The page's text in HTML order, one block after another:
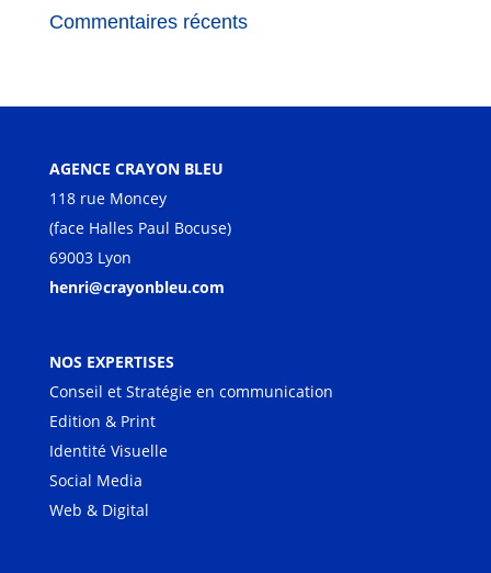
Commentaires récents
AGENCE CRAYON BLEU
118 rue Moncey
(face Halles Paul Bocuse)
69003 Lyon
henri@crayonbleu.com
NOS EXPERTISES
Conseil et Stratégie en communication
Edition & Print
Identité Visuelle
Social Media
Web & Digital